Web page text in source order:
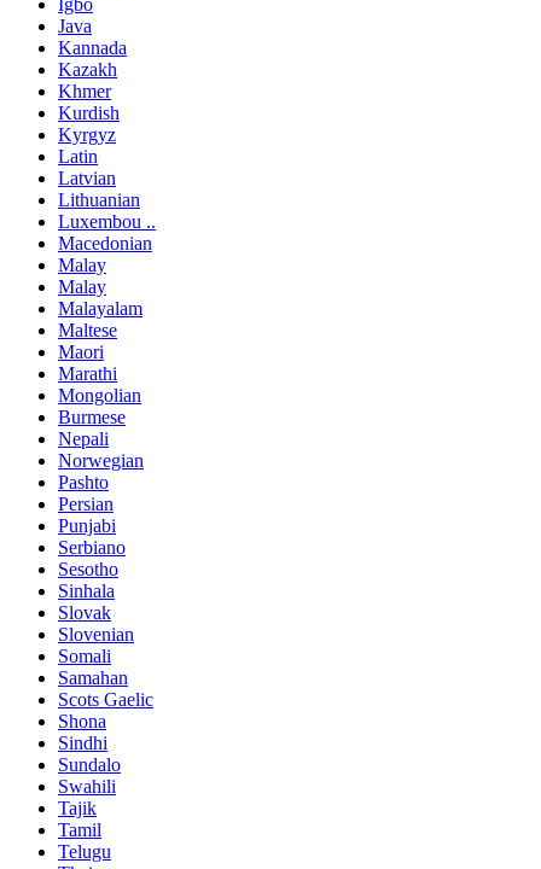
Igbo
Java
Kannada
Kazakh
Khmer
Kurdish
Kyrgyz
Latin
Latvian
Lithuanian
Luxembou ..
Macedonian
Malay
Malay
Malayalam
Maltese
Maori
Marathi
Mongolian
Burmese
Nepali
Norwegian
Pashto
Persian
Punjabi
Serbiano
Sesotho
Sinhala
Slovak
Slovenian
Somali
Samahan
Scots Gaelic
Shona
Sindhi
Sundalo
Swahili
Tajik
Tamil
Telugu